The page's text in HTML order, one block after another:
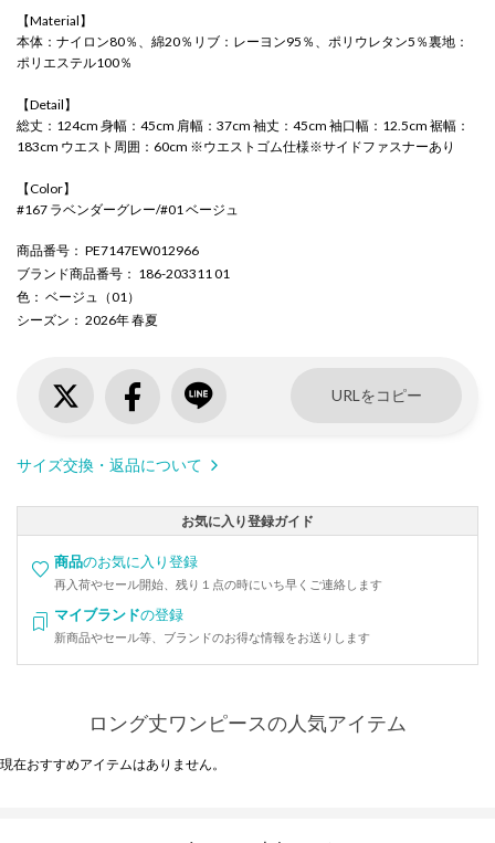
【Material】
本体：ナイロン80％、綿20％リブ：レーヨン95％、ポリウレタン5％裏地：
ポリエステル100％
【Detail】
総丈：124cm 身幅：45cm 肩幅：37cm 袖丈：45cm 袖口幅：12.5cm 裾幅：
183cm ウエスト周囲：60cm ※ウエストゴム仕様※サイドファスナーあり
【Color】
#167 ラベンダーグレー/#01 ベージュ
商品番号 ： PE7147EW012966
ブランド商品番号 ： 186-203311 01
色 ： ベージュ（01）
シーズン ： 2026年 春夏
URLをコピー
サイズ交換・返品について
お気に入り登録ガイド
商品のお気に入り登録
再入荷やセール開始、残り１点の時にいち早くご連絡します
マイブランドの登録
新商品やセール等、ブランドのお得な情報をお送りします
ロング丈ワンピースの人気アイテム
現在おすすめアイテムはありません。